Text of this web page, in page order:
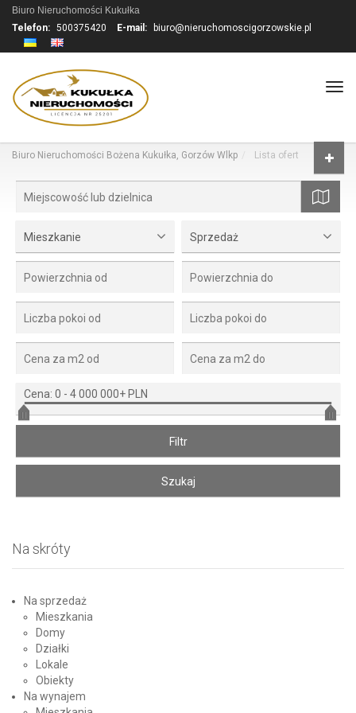
Biuro Nieruchomości Kukułka
Telefon: 500375420 E-mail: biuro@nieruchomoscigorzowskie.pl
Biuro Nieruchomości Bożena Kukułka, Gorzów Wlkp Lista ofert
Mieszkanie Sprzedaż
Cena: 0 - 4 000 000+ PLN
Na skróty
Na sprzedaż
Mieszkania
Domy
Działki
Lokale
Obiekty
Na wynajem